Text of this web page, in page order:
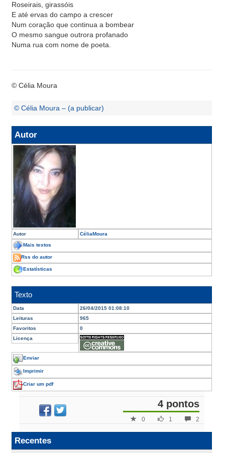
Roseirais, girassóis
E até ervas do campo a crescer
Num coração que continua a bombear
O mesmo sangue outrora profanado
Numa rua com nome de poeta.
© Célia Moura
© Célia Moura – (a publicar)
Autor
Autor CéliaMoura
Mais textos
Rss do autor
Estatísticas
Texto
Data
26/04/2015 01:08:10
Leituras
965
Favoritos
0
Licença
Enviar
Imprimir
Criar um pdf
4 pontos
2
1
0
Recentes